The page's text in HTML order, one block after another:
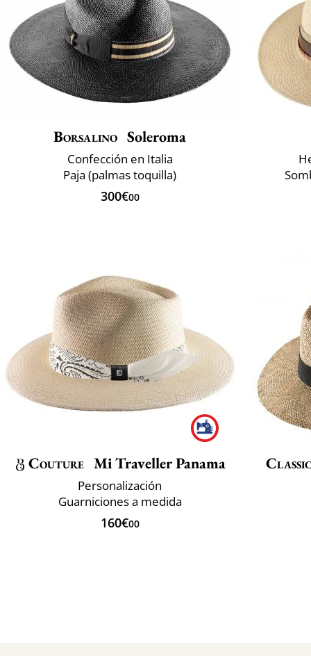
Borsalino Soleroma
Confección en Italia
Paja (palmas toquilla)
300€00
Couture Mi Traveller Panama
Personalización
Guarniciones a medida
160€00